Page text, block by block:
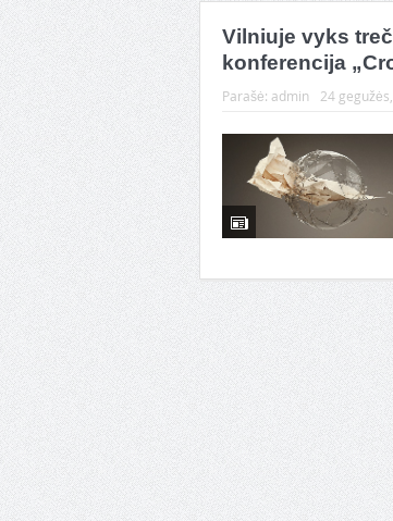
Vilniuje vyks
konferencija
Parašė: admin 24